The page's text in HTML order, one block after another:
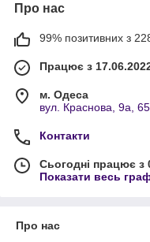
Про нас
99% позитивних з 228
Працює з
м. Одеса
вул. Краснова, 9а,
Контакти
Сьогодні працює з
Показати весь
Про нас